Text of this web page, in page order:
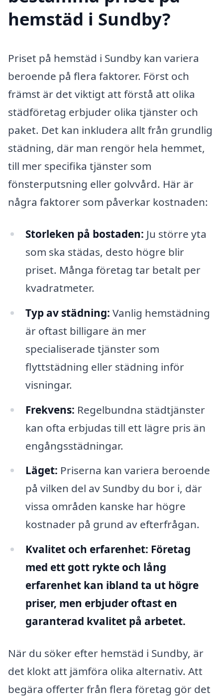
hemstäd i Sundby?
Priset på hemstäd i Sundby kan variera
beroende på flera faktorer. Först och
främst är det viktigt att förstå att olika
städföretag erbjuder olika tjänster och
paket. Det kan inkludera allt från grundlig
städning, där man rengör hela hemmet,
till mer specifika tjänster som
fönsterputsning eller golvvård. Här är
några faktorer som påverkar kostnaden:
Storleken på bostaden: Ju större yta
som ska städas, desto högre blir
priset. Många företag tar betalt per
kvadratmeter.
Typ av städning: Vanlig hemstädning
är oftast billigare än mer
specialiserade tjänster som
flyttstädning eller städning inför
visningar.
Frekvens: Regelbundna städtjänster
kan ofta erbjudas till ett lägre pris än
engångsstädningar.
Läget: Priserna kan variera beroende
på vilken del av Sundby du bor i, där
vissa områden kanske har högre
kostnader på grund av efterfrågan.
Kvalitet och erfarenhet: Företag
med ett gott rykte och lång
erfarenhet kan ibland ta ut högre
priser, men erbjuder oftast en
garanterad kvalitet på arbetet.
När du söker efter hemstäd i Sundby, är
det klokt att jämföra olika alternativ. Att
begära offerter från flera företag gör det